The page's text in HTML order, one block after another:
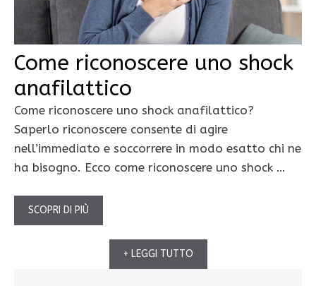
Come riconoscere uno shock
anafilattico
Come riconoscere uno shock anafilattico?
Saperlo riconoscere consente di agire
nell’immediato e soccorrere in modo esatto chi ne
ha bisogno. Ecco come riconoscere uno shock …
SCOPRI DI PIÙ
+ LEGGI TUTTO